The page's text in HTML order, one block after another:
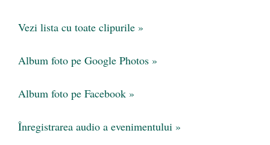
Vezi lista cu toate clipurile »
Album foto pe Google Photos »
Album foto pe Facebook »
Înregistrarea audio a evenimentului »